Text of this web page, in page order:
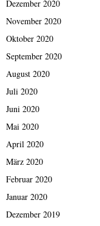
Dezember 2020
November 2020
Oktober 2020
September 2020
August 2020
Juli 2020
Juni 2020
Mai 2020
April 2020
März 2020
Februar 2020
Januar 2020
Dezember 2019